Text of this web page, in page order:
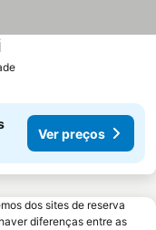
Ver preços
dos sites de reserva
diferenças entre as